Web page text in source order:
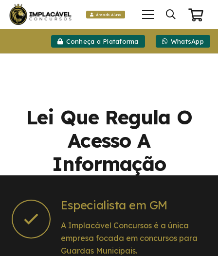
Área do Aluno
Conheça a Plataforma WhatsApp
Lei Que Regula O
Acesso A
Informação
Especialista em GM
A Implacável Concursos é a única
empresa focada em concursos para
Guardas Municipais.